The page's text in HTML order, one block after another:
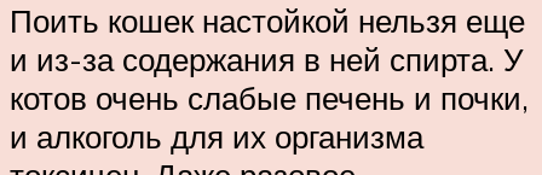
Поить кошек настойкой нельзя еще
и из-за содержания в ней спирта. У
котов очень слабые печень и почки,
и алкоголь для их организма